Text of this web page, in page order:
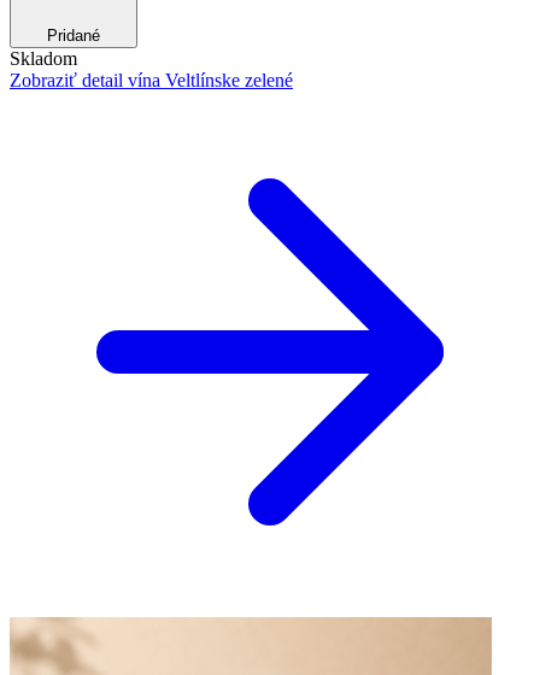
Pridané
Skladom
Zobraziť detail vína Veltlínske zelené